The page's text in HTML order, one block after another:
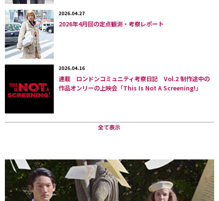
実は、カウントアイテムでスニーカーを取り上げるのは
2018年3月の「ダッドスニーカー」
と。ここ数年、女性はレザーシューズが主流で、
12月に「女性の黒いヒールのレザーシューズ」
12月は「ヒールブーツ」に注目。2021年1月も「厚底
靴」とずっと黒っぽいレザーシューズを取り上げてきま
した。そして
げたのですが、2月末〜3月に入ったら激減。「白」とい
「スニーカーは4〜5足持っているけど、最近はこのAir
Force 1の出番が多いですね」と言うのは、26歳会社員
の女性。白は洋服とかとも合わせやすく、白ソックスを
2026.04.27
2026年4月回の定点観測・考察レポート
2026.04.16
連載 ロンドンコミュニティ考察日記 Vol.2 制作途中の
作品オンリーの上映会「This Is Not A Screening!」